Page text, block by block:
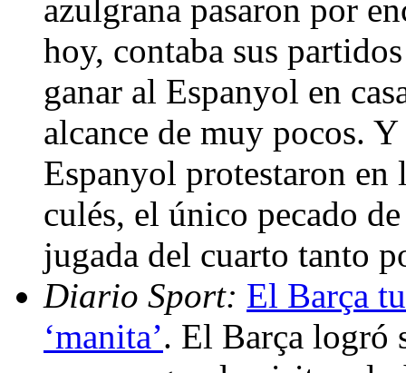
azulgrana pasaron por
hoy, contaba sus
ganar al Espanyol en
alcance de muy pocos.
Espanyol protestaron en
culés, el único pecado
jugada del cuarto tanto
Diario Sport: El Barça
‘manita’. El Barça logró